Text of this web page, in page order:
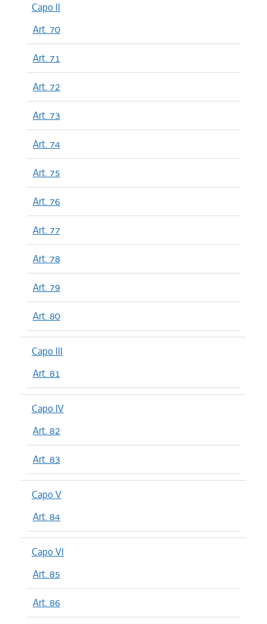
Capo II
Art. 70
Art. 71
Art. 72
Art. 73
Art. 74
Art. 75
Art. 76
Art. 77
Art. 78
Art. 79
Art. 80
Capo III
Art. 81
Capo IV
Art. 82
Art. 83
Capo V
Art. 84
Capo VI
Art. 85
Art. 86